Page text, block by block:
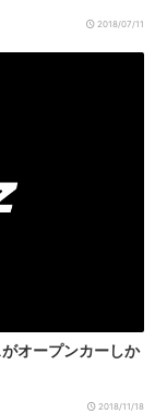
2018/07/11
オープンカーしか
2018/11/18